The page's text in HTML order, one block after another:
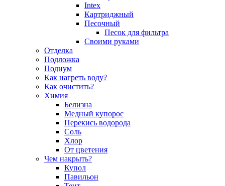
Intex
Картриджный
Песочный
Песок для фильтра
Своими руками
Отделка
Подложка
Подиум
Как нагреть воду?
Как очистить?
Химия
Белизна
Медный купорос
Перекись водорода
Соль
Хлор
От цветения
Чем накрыть?
Купол
Павильон